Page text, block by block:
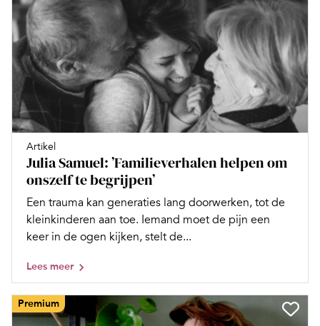
Artikel
Julia Samuel: ’Familieverhalen helpen om
onszelf te begrijpen’
Een trauma kan generaties lang doorwerken, tot de
kleinkinderen aan toe. Iemand moet de pijn een
keer in de ogen kijken, stelt de...
Lees meer
Premium